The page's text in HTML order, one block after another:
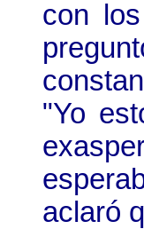
con
"Yo
aclaró